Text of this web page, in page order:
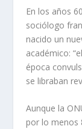
En los años
sociólogo
nacido un
académico:
época
se libraban
Aunque la
por lo menos